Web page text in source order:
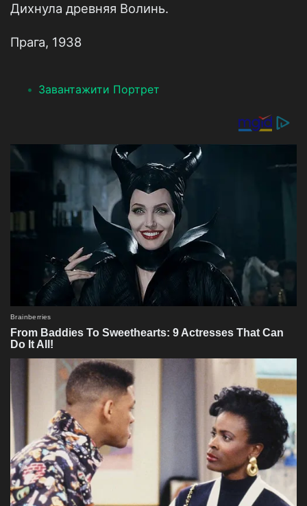
Дихнула древняя Волинь.
Прага, 1938
Завантажити Портрет